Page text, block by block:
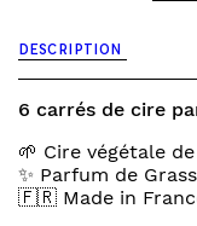
-
linge
propre
DESCRIPTION
6 carrés de cire
🌱 Cire végétale
✨ Parfum de
🇫🇷 Made in